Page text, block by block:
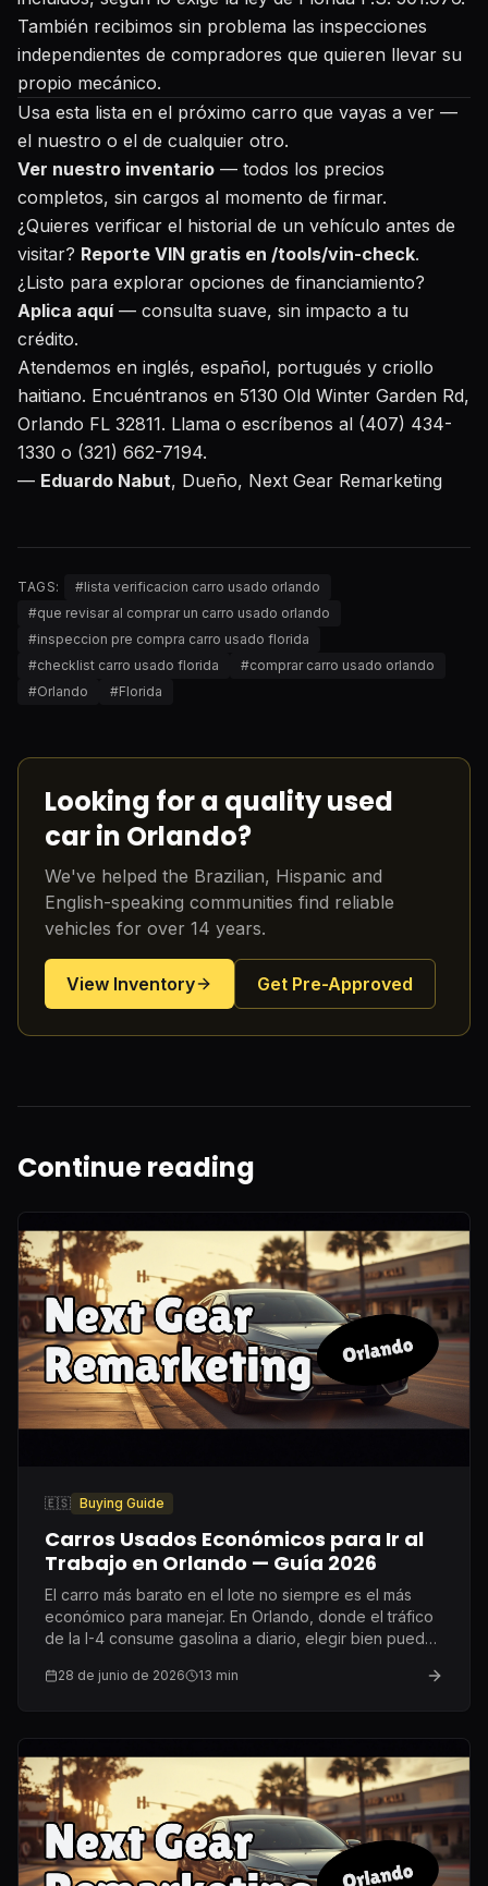
También recibimos sin problema las inspecciones
independientes de compradores que quieren llevar su
propio mecánico.
Usa esta lista en el próximo carro que vayas a ver —
el nuestro o el de cualquier otro.
Ver nuestro inventario — todos los precios
completos, sin cargos al momento de firmar.
¿Quieres verificar el historial de un vehículo antes de
visitar? Reporte VIN gratis en /tools/vin-check.
¿Listo para explorar opciones de financiamiento?
Aplica aquí— consulta suave, sin impacto a tu
crédito.
Atendemos en inglés, español, portugués y criollo
haitiano. Encuéntranos en 5130 Old Winter Garden Rd,
Orlando FL 32811. Llama o escríbenos al (407) 434-
1330 o (321) 662-7194.
— Eduardo Nabut, Dueño, Next Gear Remarketing
TAGS: #lista verificacion carro usado orlando
#que revisar al comprar un carro usado orlando
#inspeccion pre compra carro usado florida
#checklist carro usado florida #comprar carro usado orlando
#Orlando #Florida
Looking for a quality used
car in Orlando?
We've helped the Brazilian, Hispanic and
English-speaking communities find reliable
vehicles for over 14 years.
View Inventory Get Pre-Approved
Continue reading
🇪🇸 Buying Guide
Carros Usados Económicos para Ir al
Trabajo en Orlando — Guía 2026
El carro más barato en el lote no siempre es el más
económico para manejar. En Orlando, donde el tráfico
de la I-4 consume gasolina a diario, elegir bien puede
28 de junio de 2026 13 min